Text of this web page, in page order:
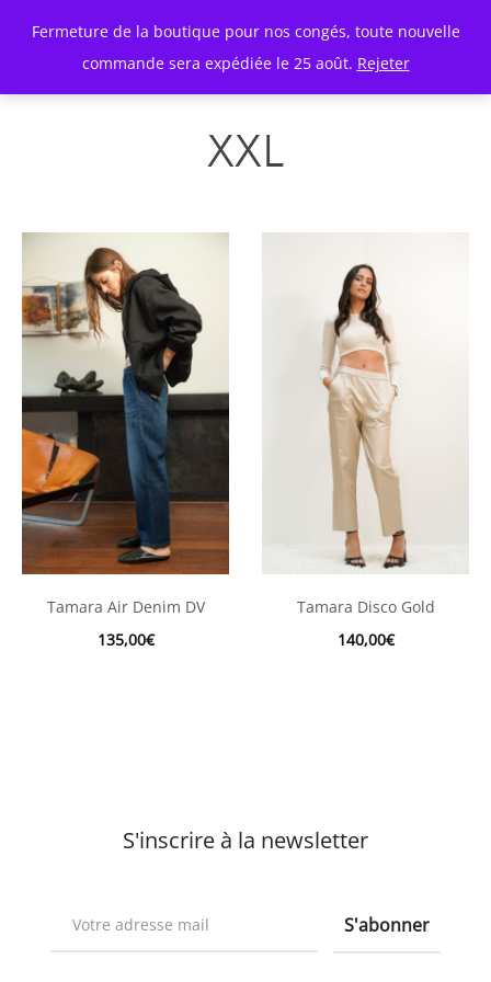
Fermeture de la boutique pour nos congés, toute nouvelle
commande sera expédiée le 25 août. Rejeter
XXL
Tamara Air Denim DV
135,00€
Tamara Disco Gold
140,00€
S'inscrire à la newsletter